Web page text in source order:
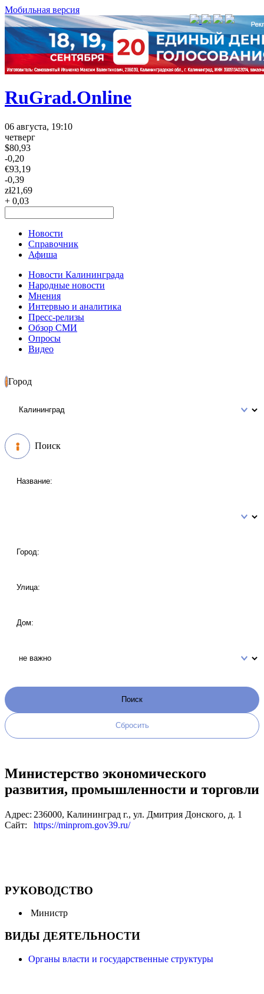
Мобильная версия
RuGrad.Online
06 августа, 19:10
четверг
$80,93
-0,20
€93,19
-0,39
zł21,69
+ 0,03
Новости
Справочник
Афиша
Новости Калининграда
Народные новости
Мнения
Интервью и аналитика
Пресс-релизы
Обзор СМИ
Опросы
Видео
Город
Поиск
Министерство экономического
развития, промышленности и торговли
Адрес: 236000, Калининград г., ул. Дмитрия Донского, д. 1
Сайт:
https://minprom.gov39.ru/
РУКОВОДСТВО
Министр
ВИДЫ ДЕЯТЕЛЬНОСТИ
Органы власти и государственные структуры